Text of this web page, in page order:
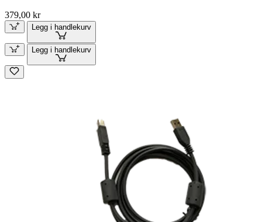
379,00 kr
Legg i handlekurv
Legg i handlekurv